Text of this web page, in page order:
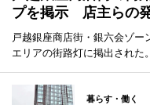
プを掲示 店主らの
戸越銀座商店街・銀六会ゾー
エリアの街路灯に掲出された。
暮らす・働く